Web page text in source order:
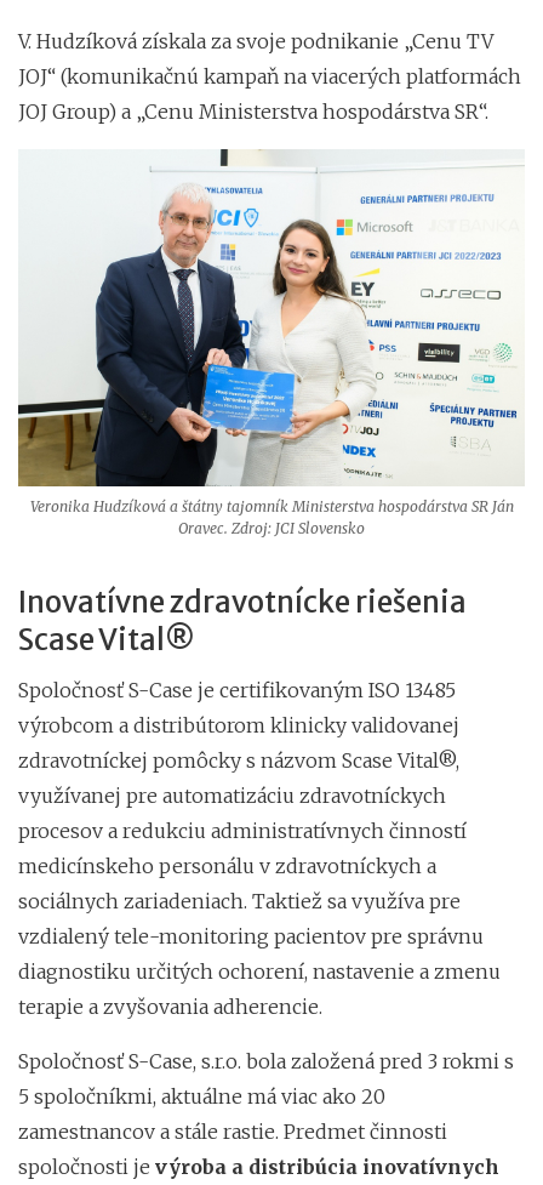
V. Hudzíková získala za svoje podnikanie „Cenu TV
JOJ“ (komunikačnú kampaň na viacerých platformách
JOJ Group) a „Cenu Ministerstva hospodárstva SR“.
Veronika Hudzíková a štátny tajomník Ministerstva hospodárstva SR Ján
Oravec. Zdroj: JCI Slovensko
Inovatívne zdravotnícke riešenia
Scase Vital®
Spoločnosť S-Case je certifikovaným ISO 13485
výrobcom a distribútorom klinicky validovanej
zdravotníckej pomôcky s názvom Scase Vital®,
využívanej pre automatizáciu zdravotníckych
procesov a redukciu administratívnych činností
medicínskeho personálu v zdravotníckych a
sociálnych zariadeniach. Taktiež sa využíva pre
vzdialený tele-monitoring pacientov pre správnu
diagnostiku určitých ochorení, nastavenie a zmenu
terapie a zvyšovania adherencie.
Spoločnosť S-Case, s.r.o. bola založená pred 3 rokmi s
5 spoločníkmi, aktuálne má viac ako 20
zamestnancov a stále rastie. Predmet činnosti
spoločnosti je výroba a distribúcia inovatívnych